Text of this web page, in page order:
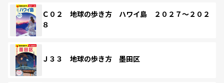
Ｃ０２ 地球の歩き方 ハワイ島 ２０２７～２０２
８
Ｊ３３ 地球の歩き方 墨田区